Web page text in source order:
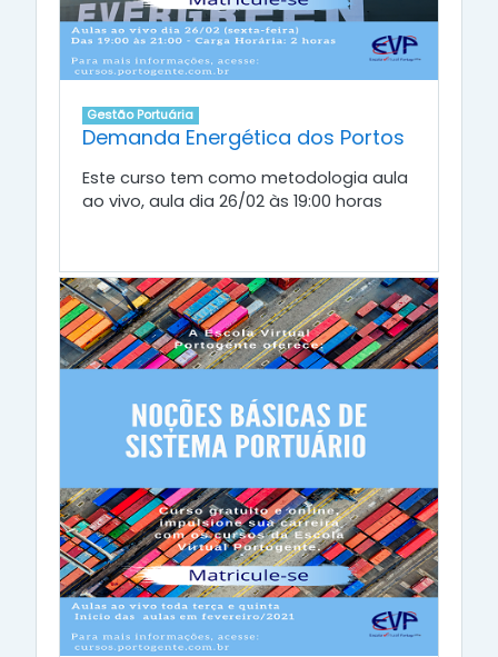
Gestão Portuária
Demanda Energética dos Portos
Este curso tem como metodologia aula
ao vivo, aula dia 26/02 às 19:00 horas